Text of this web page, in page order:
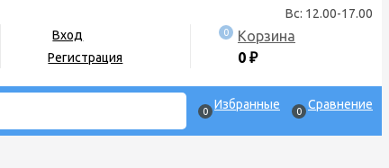
Вс: 12.00-17.00
Вход
Регистрация
0
Корзина
0 ₽
0 Избранные 0 Сравнение